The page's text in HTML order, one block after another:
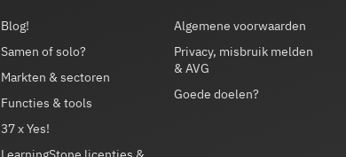
Blog!
Samen of solo?
Markten & sectoren
Functies & tools
37 x Yes!
Algemene voorwaarden
Privacy, misbruik melden
& AVG
Goede doelen?